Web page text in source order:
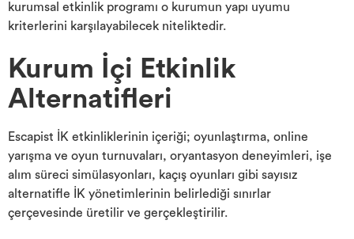
kurumsal etkinlik programı o kurumun yapı uyumu
kriterlerini karşılayabilecek niteliktedir.
Kurum İçi Etkinlik
Alternatifleri
Escapist İK etkinliklerinin içeriği; oyunlaştırma, online
yarışma ve oyun turnuvaları, oryantasyon deneyimleri, işe
alım süreci simülasyonları, kaçış oyunları gibi sayısız
alternatifle İK yönetimlerinin belirlediği sınırlar
çerçevesinde üretilir ve gerçekleştirilir.